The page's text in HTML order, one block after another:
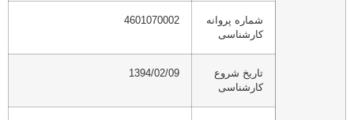
شماره پروانه
کارشناسی
4601070002
تاریخ شروع
کارشناسی
1394/02/09